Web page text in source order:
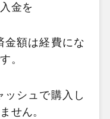
金を
金額は経費にな
。
ッシュで購入し
せん。